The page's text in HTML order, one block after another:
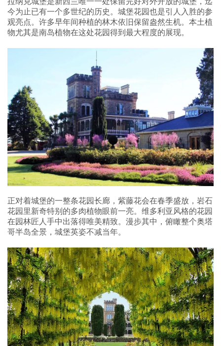
今为止已有一个多世纪的历史。城堡花园也是引人入胜的参
观亮点。许多早年间种植的林木依旧保留盎然生机。本土植
物尤其是南岛植物在这处花园得到最大程度的展现。
正对着城堡的一整条花园长廊，紫藤花会在春季盛放，岩石
花园里新奇特别的多肉植物眼前一亮。维多利亚风格的花园
在园林匠人手中出落得唯美精致。漫步其中，俯瞰整个奥塔
哥半岛全景，城堡英姿不减当年。